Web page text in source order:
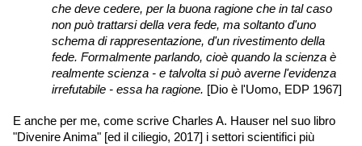
che deve cedere, per la buona ragione che in tal caso
non può trattarsi della vera fede, ma soltanto d'uno
schema di rappresentazione, d'un rivestimento della
fede. Formalmente parlando, cioè quando la scienza è
realmente scienza - e talvolta si può averne l'evidenza
irrefutabile - essa ha ragione. [Dio è l'Uomo, EDP 1967]
E anche per me, come scrive Charles A. Hauser nel suo libro
"Divenire Anima" [ed il ciliegio, 2017] i settori scientifici più